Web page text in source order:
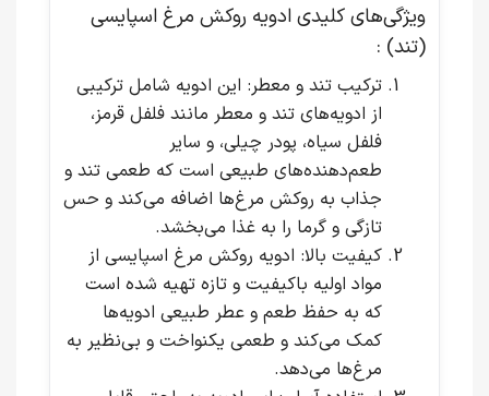
ویژگی‌های کلیدی ادویه روکش مرغ اسپایسی
(تند) :
ترکیب تند و معطر: این ادویه شامل ترکیبی
از ادویه‌های تند و معطر مانند فلفل قرمز،
فلفل سیاه، پودر چیلی، و سایر
طعم‌دهنده‌های طبیعی است که طعمی تند و
جذاب به روکش مرغ‌ها اضافه می‌کند و حس
تازگی و گرما را به غذا می‌بخشد.
کیفیت بالا: ادویه روکش مرغ اسپایسی از
مواد اولیه باکیفیت و تازه تهیه شده است
که به حفظ طعم و عطر طبیعی ادویه‌ها
کمک می‌کند و طعمی یکنواخت و بی‌نظیر به
مرغ‌ها می‌دهد.